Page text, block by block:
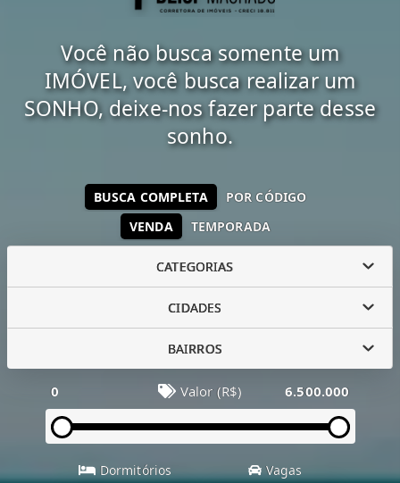
Você não busca somente um
IMÓVEL, você busca realizar um
SONHO, deixe-nos fazer parte desse
sonho.
VENDA TEMPORADA
BUSCA COMPLETA POR CÓDIGO
CATEGORIAS
CIDADES
BAIRROS
0 Valor (R$) 6.500.000
Dormitórios Vagas